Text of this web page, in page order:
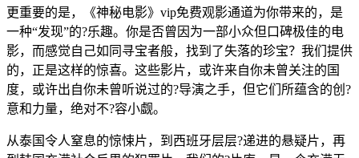
更重要的是，《神秘电影》vip免费观影通道为你带来的，是
一种“发现”的?乐趣。你是否曾因为一部小众但口碑极佳的电
影，而感觉自己如同寻宝者般，找到了失落的珍宝？我们提供
的，正是这样的惊喜。这些影片，或许来自你未曾关注的国
度，或许出自你未曾听说过的?导演之手，但它们所蕴含的创?
意和力量，绝对不?容小觑。
从泰国令人窒息的惊悚片，到西班牙层层?递进的悬疑片，再